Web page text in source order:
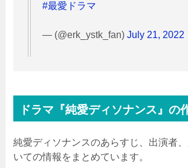
#最愛ドラマ
— (@erk_ystk_fan)July 21, 2022
ドラマ『純愛ディソナンス』の
純愛ディソナンスのあらすじ、出演者
いての情報をまとめています。